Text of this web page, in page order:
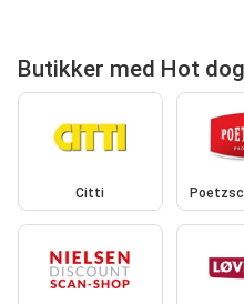
Butikker med Hot
Citti